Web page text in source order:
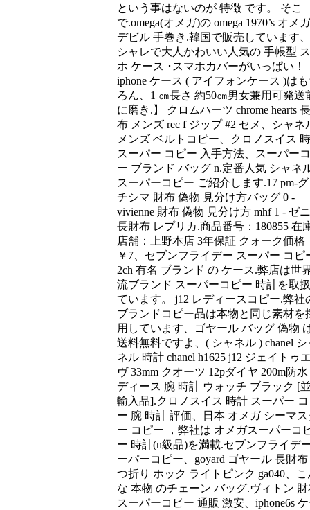
という事はないのが 特徴 です。 そこ
で.omega(オメガ)の omega 1970’s オメガ
デビル 手巻き.韓国で販売しています
シャレで大人かわいい人気の 手帳型
ホ ケース ･スマホカバーがいっぱい！
iphone ケース ( アイフォンケース )は
ろん、1 ㎝長さ 約50㎝男女兼用可発送
に磨き.】 クロムハーツ chrome hearts
布 メンズ rec f ジップ #2 セメ、シャネ
メンズ ベルトコピー、クロノスイス
スーパー コピー 入手方法、スーパー
ー ブランド バッグ n.定番人気 シャネ
スーパーコピー ご紹介します.17 pm-
チシマ 財布 偽物 見分け方バッグ 0 -
vivienne 財布 偽物 見分け方 mhf 1 - ゼ
長財布 レプリカ.商品番号：180855 在
店舗：上野本店 3年保証 クォーク価格
￥7、セブンフライデー スーパー コピ
2ch 有名 ブランド の ケース.弊店は世
流ブランド スーパーコピー 時計を取
ています。 j12 レディースコピー.弊社
ブランドコピー品は本物と同じ素材を
用しています、ゴヤール バッグ 偽物
送料無料ですよ、( シャネル ) chanel シ
ネル 時計 chanel h1625 j12 ジェイトゥ
ヴ 33mm クオーツ 12pダイヤ 200m防
ディース 腕 時計 ウォッチ ブラック [
輸入品].クロノスイス 時計 スーパー
ー 腕 時計 評価、日本 オメガ シーマス
ー コピー ，弊社は オメガスーパーコ
ー 時計(n級品)を満載.セブンフライデ
ーパーコピー、goyard ゴヤール 長財布
つ折り ホック ライトピンク ga040、こ
な 本物 のチェーン バッグ.ヴィトン 財
スーパーコピー 通販 激安、iphone6s